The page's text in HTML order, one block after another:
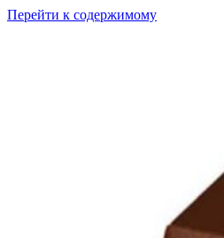
Перейти к содержимому